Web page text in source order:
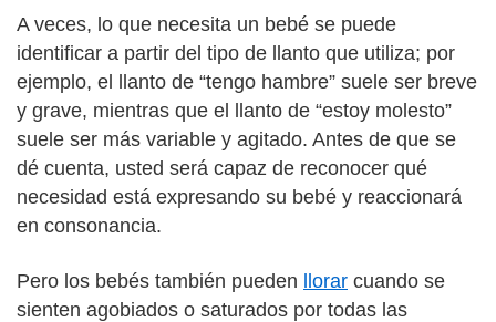
A veces, lo que necesita un bebé se puede
identificar a partir del tipo de llanto que utiliza; por
ejemplo, el llanto de “tengo hambre” suele ser breve
y grave, mientras que el llanto de “estoy molesto”
suele ser más variable y agitado. Antes de que se
dé cuenta, usted será capaz de reconocer qué
necesidad está expresando su bebé y reaccionará
en consonancia.
Pero los bebés también pueden llorar cuando se
sienten agobiados o saturados por todas las